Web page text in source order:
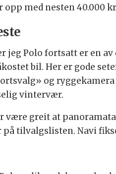
opp med nesten 40.000
jeg Polo fortsatt er en
bil. Her er gode
og
vintervær.
være greit at
tilvalgslisten. Navi